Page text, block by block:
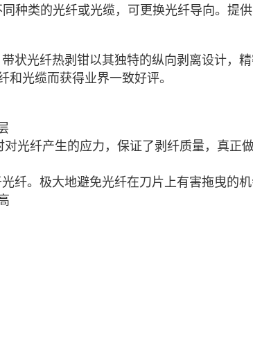
种类的光纤或光缆，可更换光纤导向。 提
状光纤热剥钳以其独特的纵向剥离设计，
光缆而获得业界一致好评。
光纤产生的应力， 保证了剥纤质量，真正
纤。极大地避免光纤在刀片上有害拖曳的